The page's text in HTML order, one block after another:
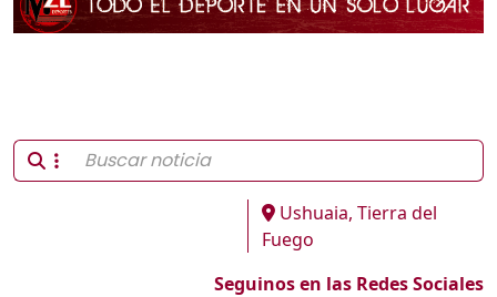
Ushuaia, Tierra del
Fuego
Seguinos en las Redes Sociales